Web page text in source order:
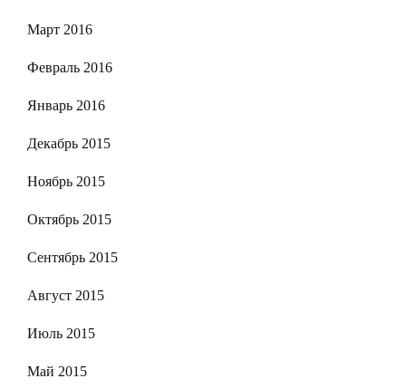
Март 2016
Февраль 2016
Январь 2016
Декабрь 2015
Ноябрь 2015
Октябрь 2015
Сентябрь 2015
Август 2015
Июль 2015
Май 2015